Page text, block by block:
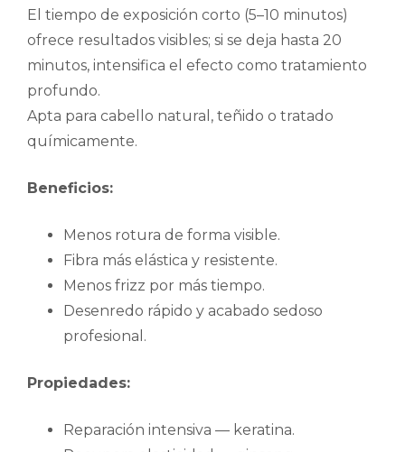
El tiempo de exposición corto (5–10 minutos)
ofrece resultados visibles; si se deja hasta 20
minutos, intensifica el efecto como tratamiento
profundo.
Apta para cabello natural, teñido o tratado
químicamente.
Beneficios:
Menos rotura de forma visible.
Fibra más elástica y resistente.
Menos frizz por más tiempo.
Desenredo rápido y acabado sedoso
profesional.
Propiedades:
Reparación intensiva — keratina.